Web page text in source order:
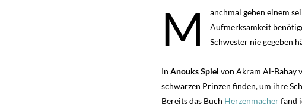
M
anchmal gehen einem
Aufmerksamkeit
Schwester nie gegeben
In Anouks Spiel von Akram Al-Bahay
schwarzen Prinzen finden, um ihre
Bereits das Buch Herzenmacherfand